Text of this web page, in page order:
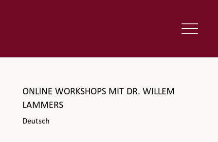
ONLINE WORKSHOPS MIT DR. WILLEM
LAMMERS
Deutsch